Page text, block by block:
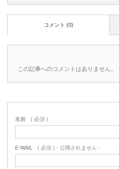
コメント (0)
この記事へのコメントはありません。
名前 ( 必須 )
E-MAIL ( 必須 ) - 公開されません -